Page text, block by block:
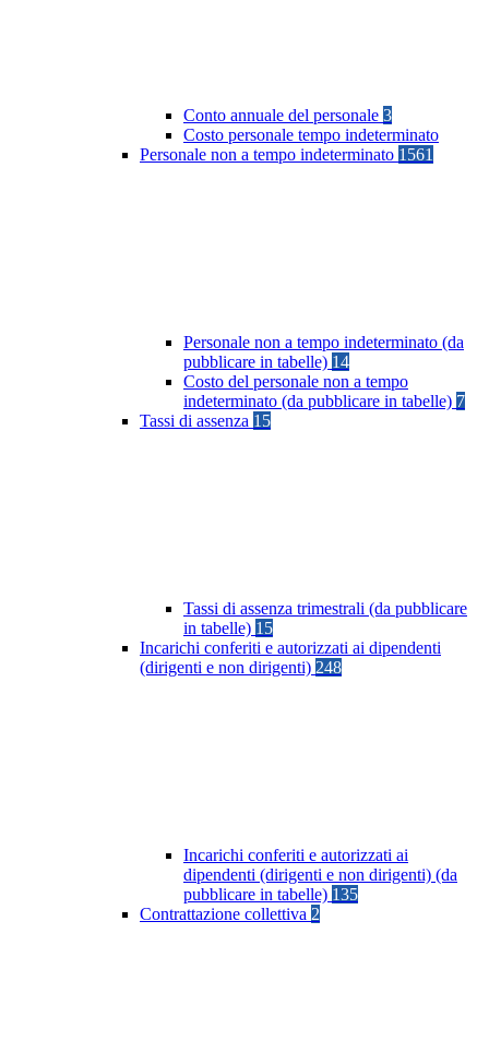
Conto annuale del personale 3
Costo personale tempo indeterminato
Personale non a tempo indeterminato 1561
Personale non a tempo indeterminato (da
pubblicare in tabelle) 14
Costo del personale non a tempo
indeterminato (da pubblicare in tabelle) 7
Tassi di assenza 15
Tassi di assenza trimestrali (da pubblicare
in tabelle) 15
Incarichi conferiti e autorizzati ai dipendenti
(dirigenti e non dirigenti) 248
Incarichi conferiti e autorizzati ai
dipendenti (dirigenti e non dirigenti) (da
pubblicare in tabelle) 135
Contrattazione collettiva 2